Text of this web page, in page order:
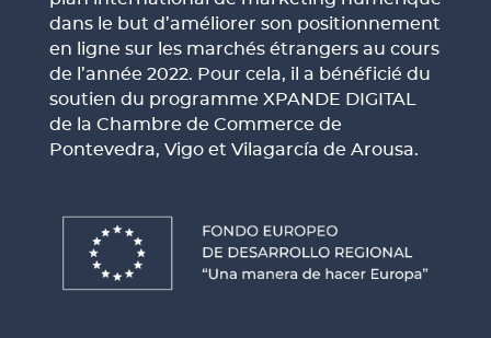
dans le but d’améliorer son positionnement
en ligne sur les marchés étrangers au cours
de l’année 2022. Pour cela, il a bénéficié du
soutien du programme XPANDE DIGITAL
de la Chambre de Commerce de
Pontevedra, Vigo et Vilagarcía de Arousa.